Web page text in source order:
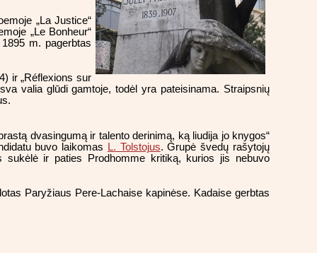
„La Justice“
„Le Bonheur“
m. pagerbtas
ir „Réflexions sur
valia glūdi gamtoje, todėl yra pateisinama. Straipsnių
dvasingumą ir talento derinimą, ką liudija jo knygos“
buvo laikomas L. Tolstojus. Grupė švedų rašytojų
sukėlė ir paties Prodhomme kritiką, kurios jis nebuvo
Paryžiaus Pere-Lachaise kapinėse. Kadaise gerbtas